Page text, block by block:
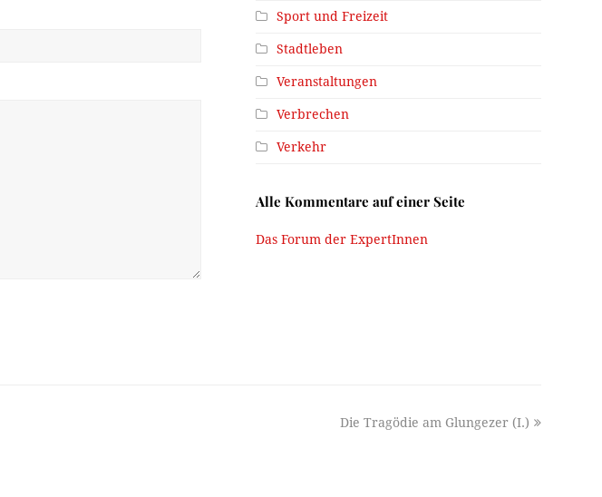
Sport und Freizeit
Stadtleben
Veranstaltungen
Verbrechen
Verkehr
Alle Kommentare auf einer Seite
Das Forum der ExpertInnen
next
Die Tragödie am Glungezer (I.)